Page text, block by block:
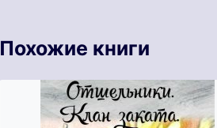
Похожие книги